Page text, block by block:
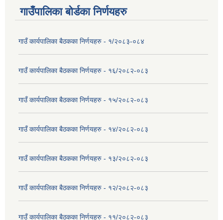
गाउँपालिका बोर्डका निर्णयहरु
गाउँ कार्यपालिका बैठकका निर्णयहरु - १/२०८३-०८४
गाउँ कार्यपालिका बैठकका निर्णयहरु - १६/२०८२-०८३
गाउँ कार्यपालिका बैठकका निर्णयहरु - १५/२०८२-०८३
गाउँ कार्यपालिका बैठकका निर्णयहरु - १४/२०८२-०८३
गाउँ कार्यपालिका बैठकका निर्णयहरु - १३/२०८२-०८३
गाउँ कार्यपालिका बैठकका निर्णयहरु - १२/२०८२-०८३
गाउँ कार्यपालिका बैठकका निर्णयहरु - ११/२०८२-०८३